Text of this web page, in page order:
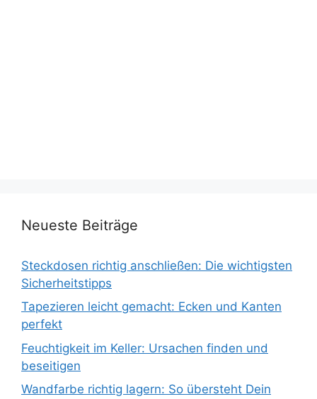
Neueste Beiträge
Steckdosen richtig anschließen: Die wichtigsten
Sicherheitstipps
Tapezieren leicht gemacht: Ecken und Kanten
perfekt
Feuchtigkeit im Keller: Ursachen finden und
beseitigen
Wandfarbe richtig lagern: So übersteht Dein